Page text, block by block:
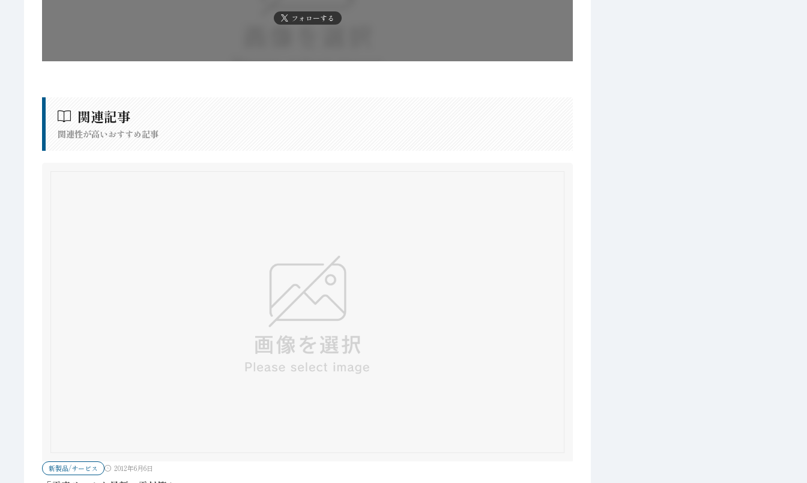
フォローする
関連記事
関連性が高いおすすめ記事
新製品/サービス 2012年6月6日